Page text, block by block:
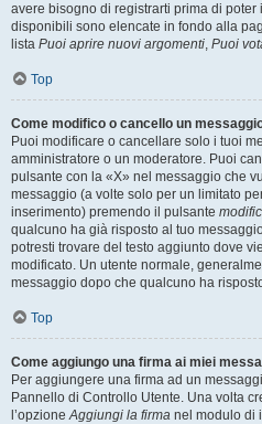
avere bisogno di registrarti prima di
disponibili sono elencate in fondo alla
lista Puoi aprire nuovi argomenti, Puoi
Top
Come modifico o cancello un
Puoi modificare o cancellare solo i tuoi
amministratore o un moderatore. Puoi
pulsante con la «X» nel messaggio che
messaggio (a volte solo per un limitato
inserimento) premendo il pulsante
qualcuno ha già risposto al tuo
potresti trovare del testo aggiunto dove
modificato. Un utente normale,
messaggio dopo che qualcuno ha
Top
Come aggiungo una firma ai miei
Per aggiungere una firma ad un
Pannello di Controllo Utente. Una volta
l’opzioneAggiungi la firma nel modulo di